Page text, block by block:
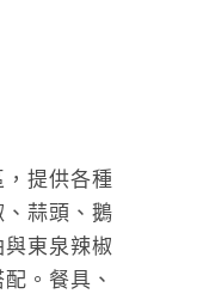
提供各種
蒜頭、鵝
東泉辣椒
。餐具、